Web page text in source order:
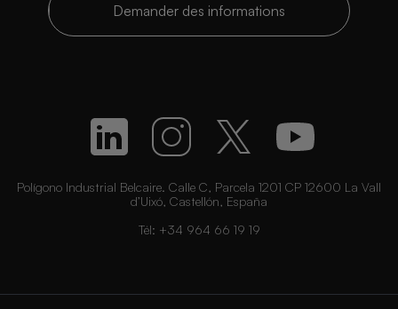
Demander des informations
Polígono Industrial Belcaire. Calle C, Parcela 1201 CP 12600 La Vall
d’Uixó, Castellón, España
Tél: +34 964 66 19 19